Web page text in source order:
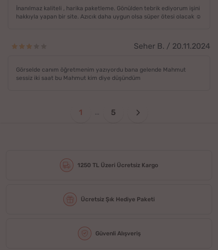
İnanılmaz kaliteli , harika paketleme. Gönülden tebrik ediyorum işini
hakkıyla yapan bir site. Azıcık daha uygun olsa süper ötesi olacak ☺️
Seher B. / 20.11.2024
Görselde canım öğretmenim yazıyordu bana gelende Mahmut
sessiz iki saat bu Mahmut kim diye düşündüm
1 5
1250 TL Üzeri Ücretsiz Kargo
Ücretsiz Şık Hediye Paketi
Güvenli Alışveriş